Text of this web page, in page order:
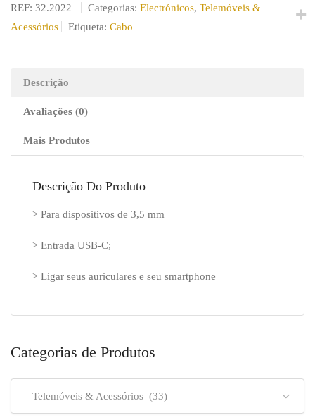
REF: 32.2022 Categorias: Electrónicos, Telemóveis &
Acessórios
Etiqueta: Cabo
Descrição
Avaliações (0)
Mais Produtos
Descrição Do Produto
> Para dispositivos de 3,5 mm
> Entrada USB-C;
> Ligar seus auriculares e seu smartphone
Categorias de Produtos
Telemóveis & Acessórios (33)